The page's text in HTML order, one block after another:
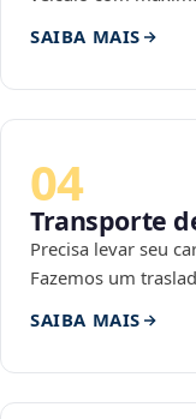
SAIBA MAIS
04
Transporte
Precisa levar seu
Fazemos um
SAIBA MAIS